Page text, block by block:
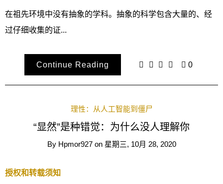
在祖先环境中没有抽象的学科。抽象的科学包含大量的、经
过仔细收集的证...
Continue Reading 0
理性：从人工智能到僵尸
“显然”是种错觉：为什么没人理解你
By Hpmor927 on 星期三, 10月 28, 2020
授权和转载须知